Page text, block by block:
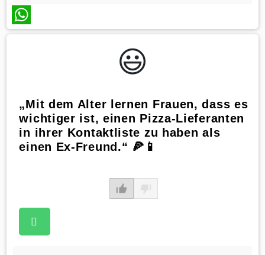
WhatsApp
😃️
„Mit dem Alter lernen Frauen, dass es
wichtiger ist, einen Pizza-Lieferanten
in ihrer Kontaktliste zu haben als
einen Ex-Freund.“ 🍕📱